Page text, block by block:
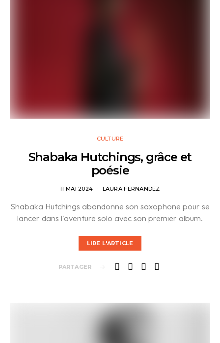
CULTURE
Shabaka Hutchings, grâce et
poésie
11 MAI 2024 LAURA FERNANDEZ
Shabaka Hutchings abandonne son saxophone pour se
lancer dans l'aventure solo avec son premier album.
LIRE L'ARTICLE
PARTAGER